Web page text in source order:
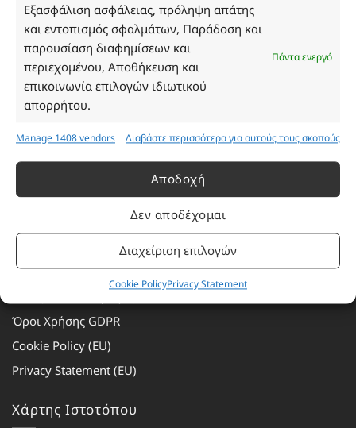
Εξασφάλιση ασφάλειας, πρόληψη απάτης
και εντοπισμός σφαλμάτων, Παράδοση και
παρουσίαση διαφημίσεων και
περιεχομένου, Αποθήκευση και
επικοινωνία επιλογών ιδιωτικού
απορρήτου.
Πάντα ενεργό
Manage 1408 vendors Διαβάστε περισσότερα για αυτούς τους σκοπούς
Αποδοχή
Δεν αποδέχομαι
Διαχείριση επιλογών
Cookie PolicyPrivacy Statement
Τρίτη: 08:30–16:30
Τετάρτη: 08:30–16:30
Πέμπτη: 08:30–16:30
Παρασκευή: 08:30–16:30
Σάββατο - Κυριακή: Κλειστά
Πληροφορίες
Πρόγραμμα Ανταμοιβής
Τρόποι Αποστολής
Όροι Χρήσης GDPR
Cookie Policy (EU)
Privacy Statement (EU)
Χάρτης Ιστοτόπου